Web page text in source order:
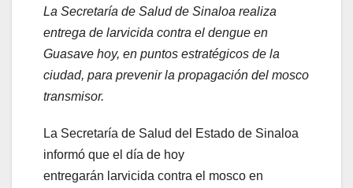
La Secretaría de Salud de Sinaloa realiza
entrega de larvicida contra el dengue en
Guasave hoy, en puntos estratégicos de la
ciudad, para prevenir la propagación del mosco
transmisor.
La Secretaría de Salud del Estado de Sinaloa
informó que el día de hoy
entregarán larvicida contra el mosco en